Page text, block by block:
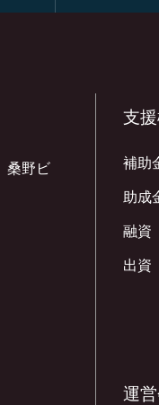
桑野ビ
支
補助
助成
融資
出資
運